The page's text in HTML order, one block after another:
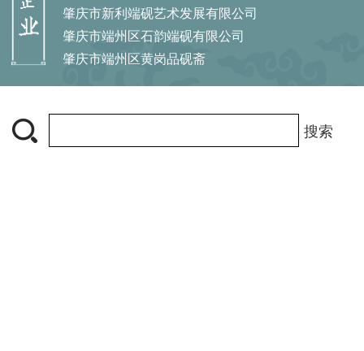
肇庆市新利端砚艺术发展有限公司
肇庆市端州区石韵端砚有限公司
肇庆市端州区黄岗品砚斋
搜索